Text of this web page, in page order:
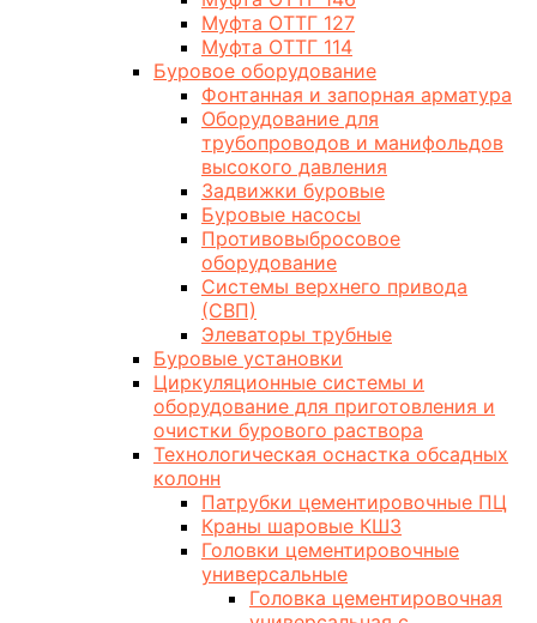
Муфта ОТТГ 127
Муфта ОТТГ 114
Буровое оборудование
Фонтанная и запорная арматура
Оборудование для
трубопроводов и манифольдов
высокого давления
Задвижки буровые
Буровые насосы
Противовыбросовое
оборудование
Системы верхнего привода
(СВП)
Элеваторы трубные
Буровые установки
Циркуляционные системы и
оборудование для приготовления и
очистки бурового раствора
Технологическая оснастка обсадных
колонн
Патрубки цементировочные ПЦ
Краны шаровые КШЗ
Головки цементировочные
универсальные
Головка цементировочная